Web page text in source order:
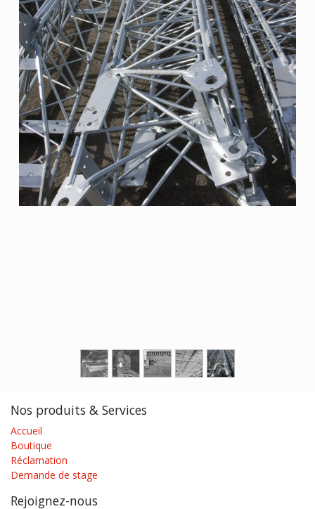
Nos produits & Services
Accueil
Boutique
Réclamation
Demande de stage
Rejoignez-nous